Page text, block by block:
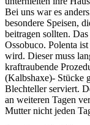
Bei uns war es
besondere Speisen,
beitragen sollten.
Ossobuco. Polenta
wird. Dieser muss
kraftraubende
(Kalbshaxe)- Stücke
Blechteller serviert.
an weiteren Tagen
Mutter nicht jeden